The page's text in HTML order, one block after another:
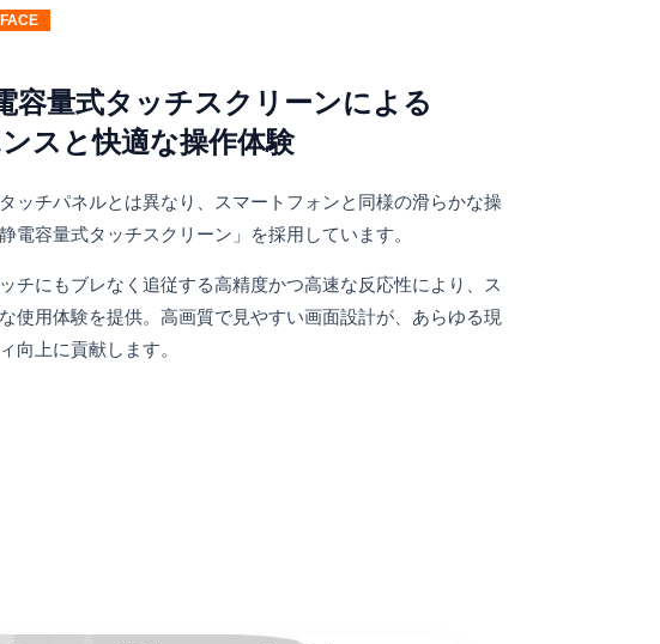
容量式タッチスクリーンによる
スと快適な操作体験
ッチパネルとは異なり、スマートフォンと同様の滑らかな操
電容量式タッチスクリーン」を採用しています。
チにもブレなく追従する高精度かつ高速な反応性により、ス
使用体験を提供。高画質で見やすい画面設計が、あらゆる現
向上に貢献します。